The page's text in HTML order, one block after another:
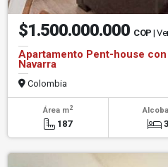
$1.500.000.000 COP |
Apartamento Pent-house
Navarra
Colombia
Área m2
187 3